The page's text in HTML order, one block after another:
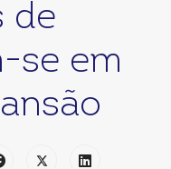
de
se em